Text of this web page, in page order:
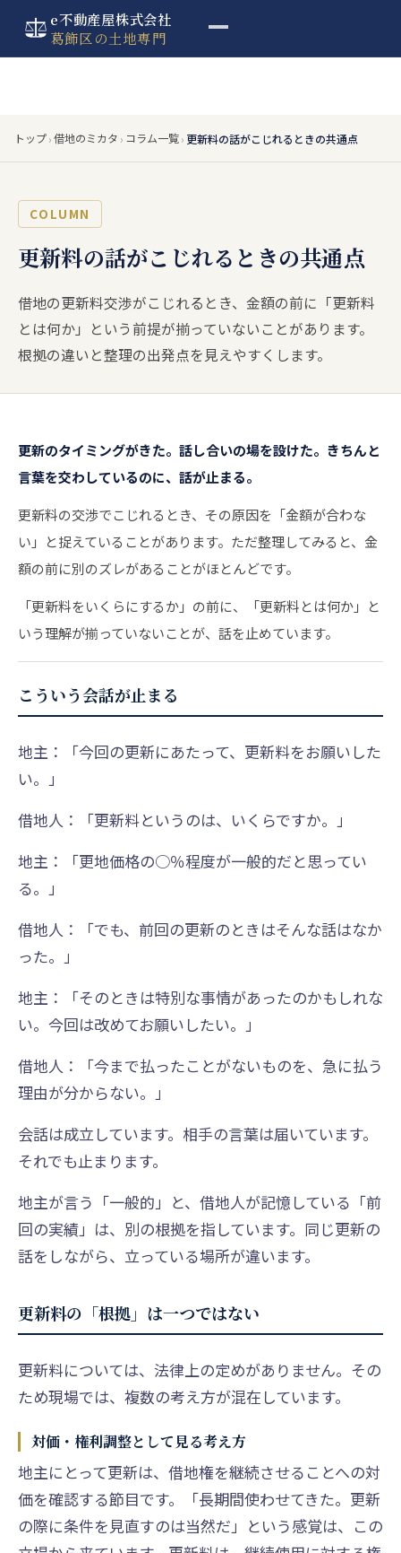
e不動産屋株式会社
葛飾区の土地専門
トップ›借地のミカタ › コラム一覧› 更新料の話がこじれるときの共通点
COLUMN
更新料の話がこじれるときの共通点
借地の更新料交渉がこじれるとき、金額の前に「更新料
とは何か」という前提が揃っていないことがあります。
根拠の違いと整理の出発点を見えやすくします。
更新のタイミングがきた。話し合いの場を設けた。きちんと
言葉を交わしているのに、話が止まる。
更新料の交渉でこじれるとき、その原因を「金額が合わな
い」と捉えていることがあります。ただ整理してみると、金
額の前に別のズレがあることがほとんどです。
「更新料をいくらにするか」の前に、「更新料とは何か」と
いう理解が揃っていないことが、話を止めています。
こういう会話が止まる
地主：「今回の更新にあたって、更新料をお願いした
い。」
借地人：「更新料というのは、いくらですか。」
地主：「更地価格の○％程度が一般的だと思ってい
る。」
借地人：「でも、前回の更新のときはそんな話はなか
った。」
地主：「そのときは特別な事情があったのかもしれな
い。今回は改めてお願いしたい。」
借地人：「今まで払ったことがないものを、急に払う
理由が分からない。」
会話は成立しています。相手の言葉は届いています。
それでも止まります。
地主が言う「一般的」と、借地人が記憶している「前
回の実績」は、別の根拠を指しています。同じ更新の
話をしながら、立っている場所が違います。
更新料の「根拠」は一つではない
更新料については、法律上の定めがありません。その
ため現場では、複数の考え方が混在しています。
対価・権利調整として見る考え方
地主にとって更新は、借地権を継続させることへの対
価を確認する節目です。「長期間使わせてきた。更新
の際に条件を見直すのは当然だ」という感覚は、この